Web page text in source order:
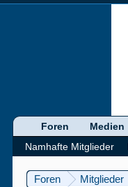
Foren Mitglieder
Foren Medien
Namhafte Mitglieder